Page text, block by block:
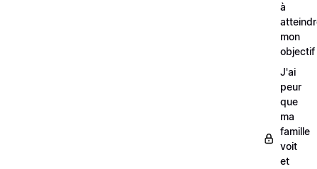
à
mon
objectif
J'ai
peur
que
ma
famille
voit
et